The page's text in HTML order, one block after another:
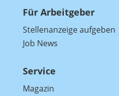
Für Arbeitgeber
Stellenanzeige aufgeben
Job News
Service
Magazin